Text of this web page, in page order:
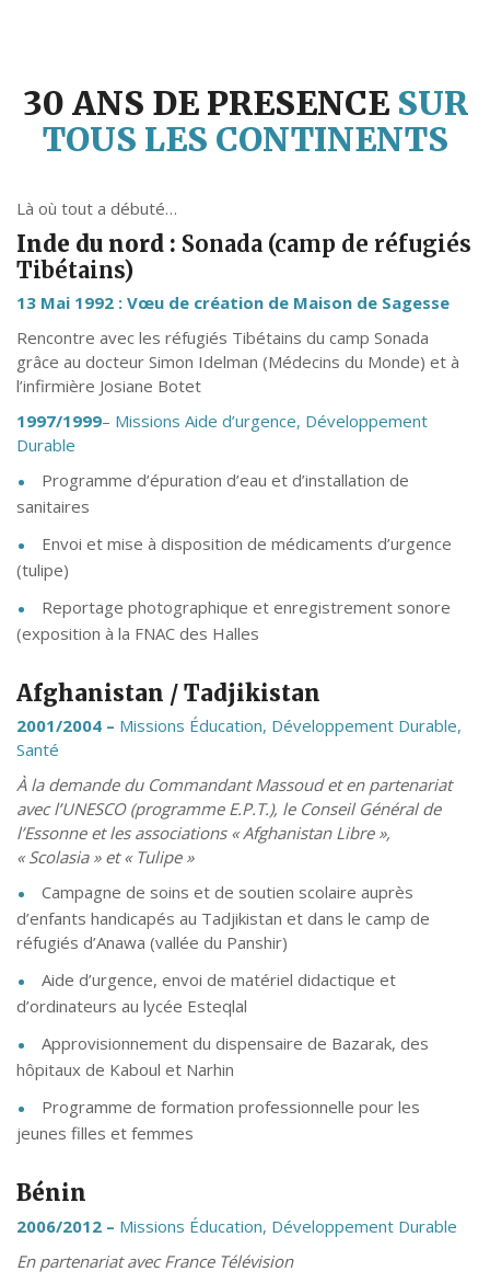
30 ANS DE PRESENCE SUR
TOUS LES CONTINENTS
Là où tout a débuté…
Inde du nord : Sonada (camp de réfugiés
Tibétains)
13 Mai 1992 : Vœu de création de Maison de Sagesse
Rencontre avec les réfugiés Tibétains du camp Sonada
grâce au docteur Simon Idelman (Médecins du Monde) et à
l’infirmière Josiane Botet
1997/1999– Missions Aide d’urgence, Développement
Durable
Programme d’épuration d’eau et d’installation de
sanitaires
Envoi et mise à disposition de médicaments d’urgence
(tulipe)
Reportage photographique et enregistrement sonore
(exposition à la FNAC des Halles
Afghanistan / Tadjikistan
2001/2004 – Missions Éducation, Développement Durable,
Santé
À la demande du Commandant Massoud et en partenariat
avec l’UNESCO (programme E.P.T.), le Conseil Général de
l’Essonne et les associations « Afghanistan Libre »,
« Scolasia » et « Tulipe »
Campagne de soins et de soutien scolaire auprès
d’enfants handicapés au Tadjikistan et dans le camp de
réfugiés d’Anawa (vallée du Panshir)
Aide d’urgence, envoi de matériel didactique et
d’ordinateurs au lycée Esteqlal
Approvisionnement du dispensaire de Bazarak, des
hôpitaux de Kaboul et Narhin
Programme de formation professionnelle pour les
jeunes filles et femmes
Bénin
2006/2012 – Missions Éducation, Développement Durable
En partenariat avec France Télévision